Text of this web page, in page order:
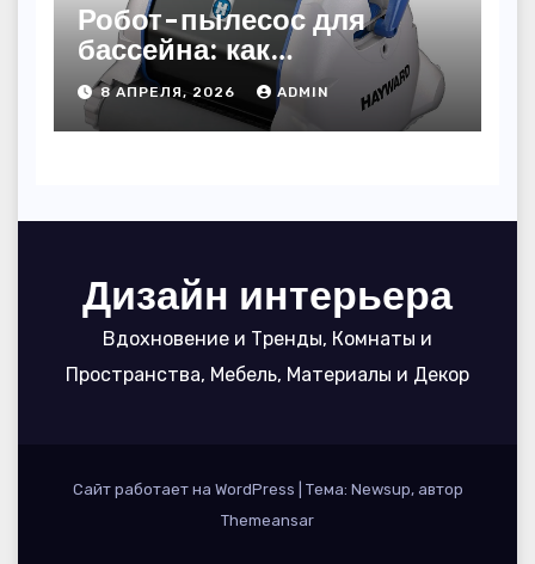
Робот-пылесос для
бассейна: как
пользоваться, чтобы
вода блестела, а
устройство служило 7
8 АПРЕЛЯ, 2026 ADMIN
Дизайн интерьера
Вдохновение и Тренды, Комнаты и
Пространства, Мебель, Материалы и Декор
Сайт работает на WordPress
Тема: Newsup, автор
Themeansar